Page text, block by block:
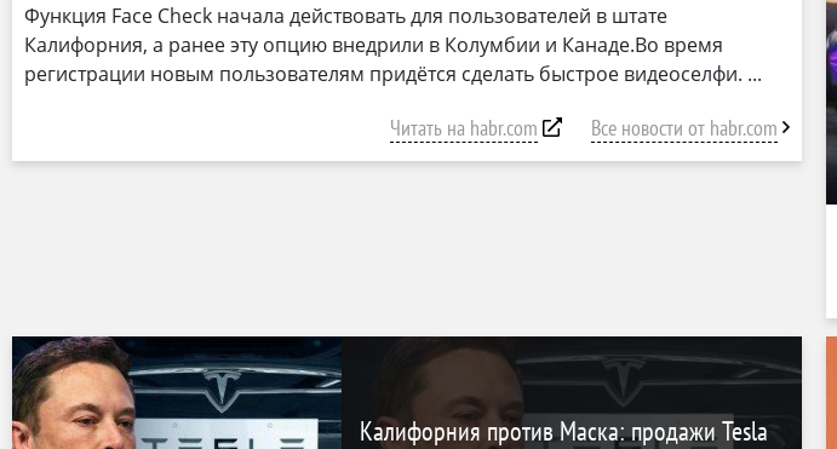
Функция Face Check начала действовать для пользователей в штате
Калифорния, а ранее эту опцию внедрили в Колумбии и Канаде.Во время
регистрации новым пользователям придётся сделать быстрое видеоселфи.
Читать на habr.com Все новости от habr.com
Калифорния против Маска: продажи Tesla